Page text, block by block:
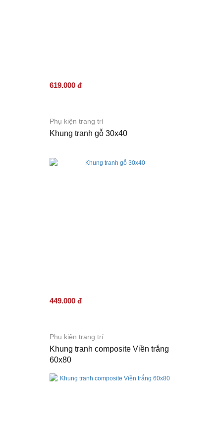
619.000 đ
Phụ kiện trang trí
Khung tranh gỗ 30x40
449.000 đ
Phụ kiện trang trí
Khung tranh composite Viền trắng
60x80